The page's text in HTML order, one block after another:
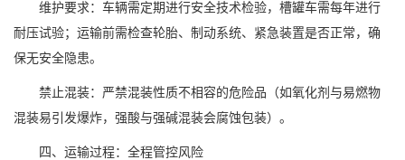
维护要求：车辆需定期进行安全技术检验，槽罐车需每年进行
耐压试验；运输前需检查轮胎、制动系统、紧急装置是否正常，确
保无安全隐患。
禁止混装：严禁混装性质不相容的危险品（如氧化剂与易燃物
混装易引发爆炸，强酸与强碱混装会腐蚀包装）。
四、运输过程：全程管控风险